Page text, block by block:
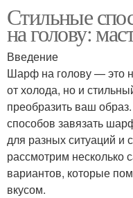
Стильные
на голову:
Введение
Шарф на голову — это
от холода, но и
преобразить ваш
способов завязать
для разных ситуаций и
рассмотрим несколько
вариантов, которые
вкусом.